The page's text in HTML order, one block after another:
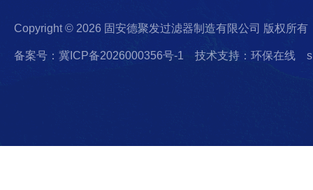
Copyright © 2026 固安德聚发过滤器制造有限公司 版权所有
备案号：冀ICP备2026000356号-1 技术支持：环保在线